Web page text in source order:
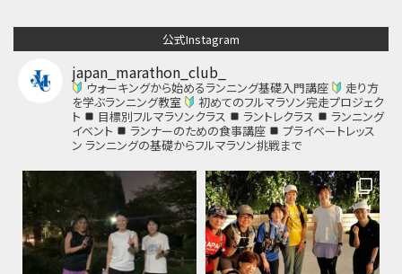
公式Instagram
japan_marathon_club_
ウォーキングから始めるランニング基礎入門講座
走り方
を学ぶランニング教室
初めてのフルマラソン完走プロジェク
ト
目標別フルマラソンクラス ラントレクラス
ランニング
イベント
ランナーのための食事講座
プライベートレッス
ン ランニングの基礎からフルマラソン挑戦まで